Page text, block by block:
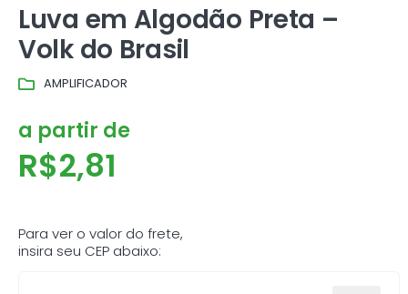
Luva em Algodão Preta –
Volk do Brasil
AMPLIFICADOR
a partir de
R$2,81
Para ver o valor do frete,
insira seu CEP abaixo: